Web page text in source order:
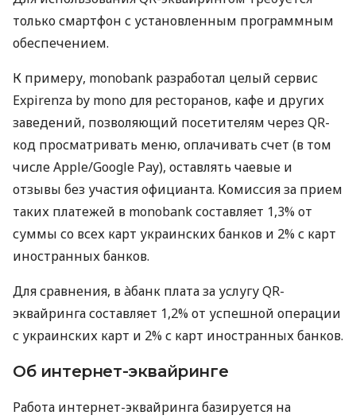
только смартфон с установленным программным
обеспечением.
К примеру, monobank разработал целый сервис
Expirenza by mono для ресторанов, кафе и других
заведений, позволяющий посетителям через QR-
код просматривать меню, оплачивать счет (в том
числе Apple/Google Pay), оставлять чаевые и
отзывы без участия официанта. Комиссия за прием
таких платежей в monobank составляет 1,3% от
суммы со всех карт украинских банков и 2% с карт
иностранных банков.
Для сравнения, в àбанк плата за услугу QR-
эквайринга составляет 1,2% от успешной операции
с украинских карт и 2% с карт иностранных банков.
Об интернет-эквайринге
Работа интернет-эквайринга базируется на